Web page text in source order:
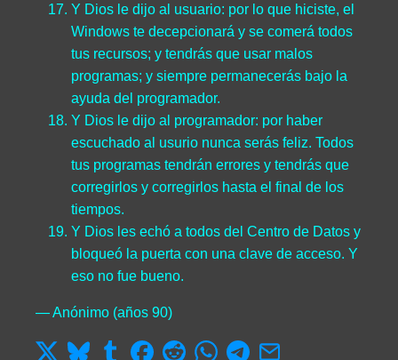
Y Dios le dijo al usuario: por lo que hiciste, el
Windows te decepcionará y se comerá todos
tus recursos; y tendrás que usar malos
programas; y siempre permanecerás bajo la
ayuda del programador.
Y Dios le dijo al programador: por haber
escuchado al usurio nunca serás feliz. Todos
tus programas tendrán errores y tendrás que
corregirlos y corregirlos hasta el final de los
tiempos.
Y Dios les echó a todos del Centro de Datos y
bloqueó la puerta con una clave de acceso. Y
eso no fue bueno.
— Anónimo (años 90)